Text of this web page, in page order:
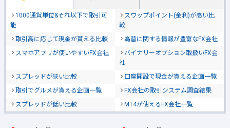
1000通貨単位&それ以下で取引可
能
スワップポイント(金利)が高い比
較
取引高に応じて現金が貰える比較
為替に関する情報が豊富なFX会社
スマホアプリが使いやすいFX会社
バイナリーオプション取扱いFX会
社
スプレッドが狭い比較
口座開設で現金が貰える企画一覧
取引でグルメが貰える企画一覧
FX会社の取引システム調査結果
スプレッドが低い比較
MT4が使えるFX会社一覧